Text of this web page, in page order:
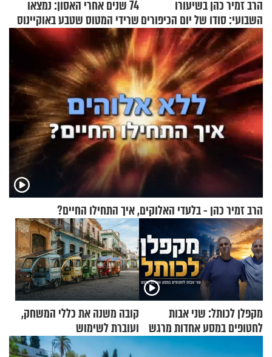
הרב זמיר כהן בשיעורו
השבועי: סודו של יום הכיפורים
תשפ"ה
74 שנים אחרי האסון: נמצאו
שרידי המטוס שטבע באוקיינוס
עם עשרות נוסעים
הרב זמיר כהן - בלעדי האלוקים, איך התחילו החיים?
מקפלן לכותל: שני אבות
לחטופים במסע אחדות מרגש
קובה משנה את כללי המשחק,
ועוברת לשימוש
בתלת־אופנועים סולאריים